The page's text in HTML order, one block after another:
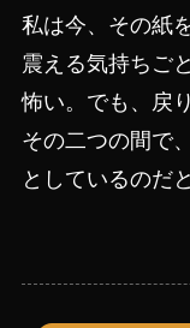
私は今、その紙
震える気持ちご
怖い。でも、戻
その二つの間で
としているのだ